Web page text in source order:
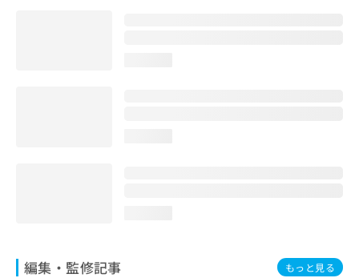
編集・監修記事 もっと見る